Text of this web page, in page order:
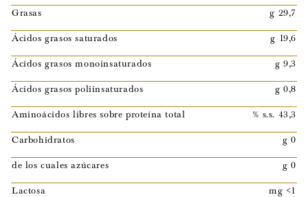
Grasas
g 29,7
Ácidos grasos saturados
g 19,6
Ácidos grasos monoinsaturados
g 9,3
Ácidos grasos poliinsaturados
g 0,8
Aminoácidos libres sobre proteína total
% s.s. 43,3
Carbohidratos
g 0
de los cuales azúcares
g 0
Lactosa
mg <1